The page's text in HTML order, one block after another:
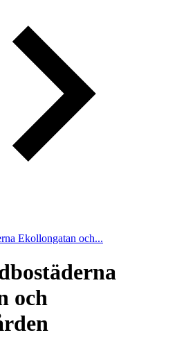
Ekollongatan och...
och